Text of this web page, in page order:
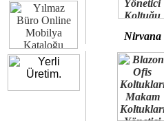
Nirvana